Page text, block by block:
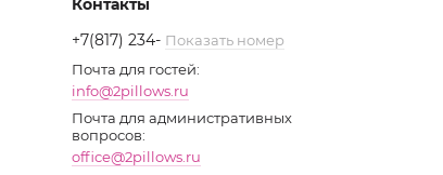
Контакты
+7(817) 234- Показать номер
Почта для гостей:
info@2pillows.ru
Почта для административных
вопросов:
office@2pillows.ru